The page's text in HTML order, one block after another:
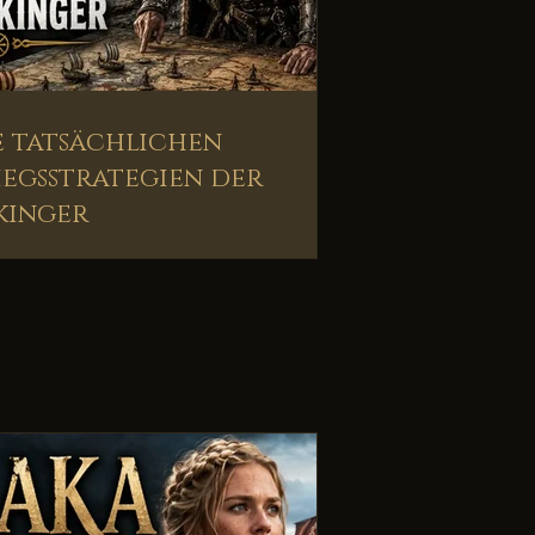
tatsächlichen
der